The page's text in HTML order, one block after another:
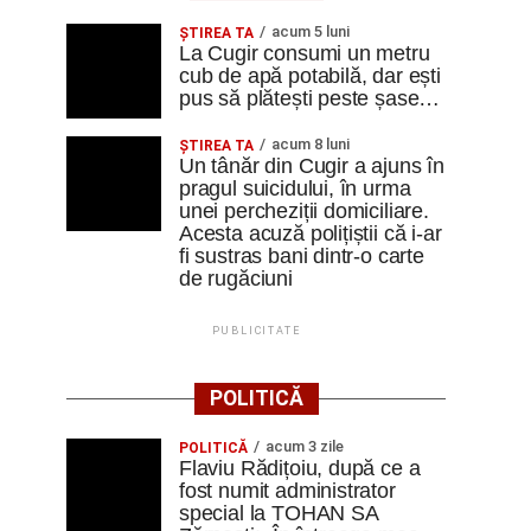
ȘTIREA TA acum 5 luni
La Cugir consumi un metru
cub de apă potabilă, dar ești
pus să plătești peste șase…
ȘTIREA TA acum 8 luni
Un tânăr din Cugir a ajuns în
pragul suicidului, în urma
unei percheziții domiciliare.
Acesta acuză polițiștii că i-ar
fi sustras bani dintr-o carte
de rugăciuni
PUBLICITATE
POLITICĂ
POLITICĂ acum 3 zile
Flaviu Rădițoiu, după ce a
fost numit administrator
special la TOHAN SA